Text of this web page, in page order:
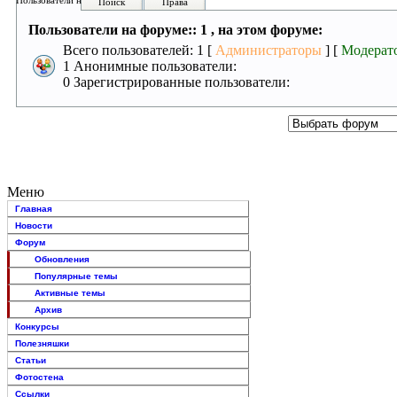
Пользователи на форуме:: 1 , на этом форуме:
Всего пользователей: 1 [ Администраторы ] [
1 Анонимные пользователи:
0 Зарегистрированные пользователи:
Меню
Главная
Новости
Форум
Обновления
Популярные темы
Активные темы
Архив
Конкурсы
Полезняшки
Статьи
Фотостена
Ссылки